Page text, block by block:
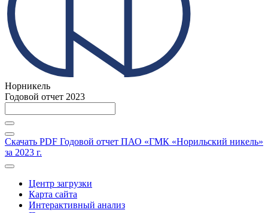
Норникель
Годовой отчет 2023
Скачать PDF Годовой отчет ПАО «ГМК «Норильский никель»
за 2023 г.
Центр загрузки
Карта сайта
Интерактивный анализ